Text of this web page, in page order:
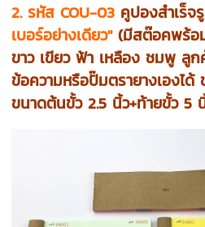
2. รหัส COU-03 คูปองสำเร็จ
เบอร์อย่างเดียว"(มีสต๊อคพร้อ
ขาว เขียว ฟ้า เหลือง ชมพูลูก
ข้อความหรือปั๊มตรายางเองได้
ขนาดต้นขั้ว 2.5 นิ้ว+ท้ายขั้ว 5